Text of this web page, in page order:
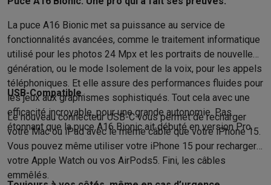
La puce A16 Bionic met sa puissance au service de
fonctionnalités avancées, comme le traitement informatique
utilisé pour les photos 24 Mpx et les portraits de nouvelle
génération, ou le mode Isolement de la voix, pour les appels
téléphoniques. Et elle assure des perfor­man­ces fluides pour
les jeux aux graphismes sophistiqués. Tout cela avec une
efficacité incroyable, pour une grande autonomie. Pas
étonnant que la puce A16 Bionic ait débuté en version Pro.
USB-Compatible.
Le nouveau connecteur USB-C vous permet de recharger
votre Mac ou iPad avec le même câble que votre iPhone 15.
Vous pouvez même utiliser votre iPhone 15 pour recharger
votre Apple Watch ou vos AirPods5. Fini, les câbles
emmêlés.